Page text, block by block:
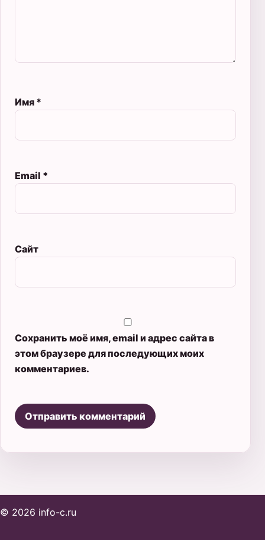
Имя *
Email *
Сайт
Сохранить моё имя, email и адрес сайта в
этом браузере для последующих моих
комментариев.
© 2026 info-c.ru